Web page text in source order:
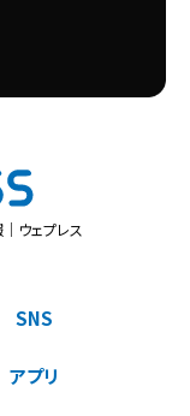
ウェプレス
SNS
アプリ